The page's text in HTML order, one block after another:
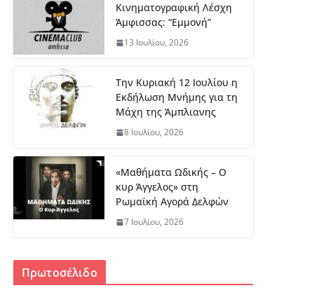
Κινηματογραφική Λέσχη
Άμφισσας: “Εμμονή”
13 Ιουλίου, 2026
Την Κυριακή 12 Ιουλίου η
Εκδήλωση Μνήμης για τη
Μάχη της Άμπλιανης
8 Ιουλίου, 2026
«Μαθήματα Ωδικής – Ο
κυρ Άγγελος» στη
Ρωμαϊκή Αγορά Δελφών
7 Ιουλίου, 2026
Πρωτοσέλιδο